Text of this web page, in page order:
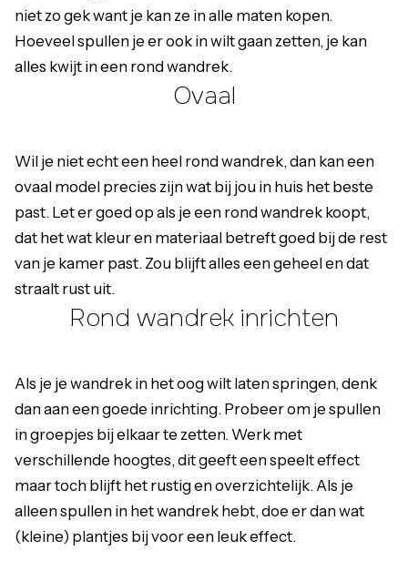
niet zo gek want je kan ze in alle maten kopen.
Hoeveel spullen je er ook in wilt gaan zetten, je kan
alles kwijt in een rond wandrek.
Ovaal
Wil je niet echt een heel rond wandrek, dan kan een
ovaal model precies zijn wat bij jou in huis het beste
past. Let er goed op als je een rond wandrek koopt,
dat het wat kleur en materiaal betreft goed bij de rest
van je kamer past. Zou blijft alles een geheel en dat
straalt rust uit.
Rond wandrek inrichten
Als je je wandrek in het oog wilt laten springen, denk
dan aan een goede inrichting. Probeer om je spullen
in groepjes bij elkaar te zetten. Werk met
verschillende hoogtes, dit geeft een speelt effect
maar toch blijft het rustig en overzichtelijk. Als je
alleen spullen in het wandrek hebt, doe er dan wat
(kleine) plantjes bij voor een leuk effect.